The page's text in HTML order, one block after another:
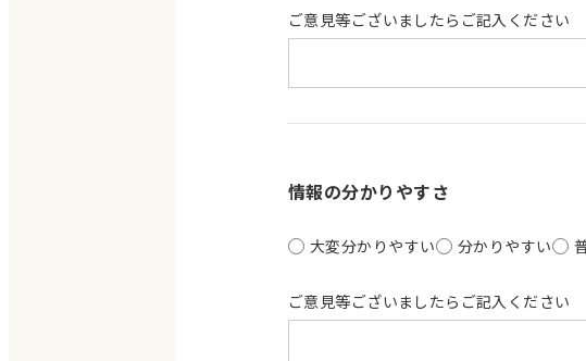
ご意見等ございましたらご記入ください
情報の分かりやすさ
大変分かりやすい 分かりやすい
ご意見等ございましたらご記入ください